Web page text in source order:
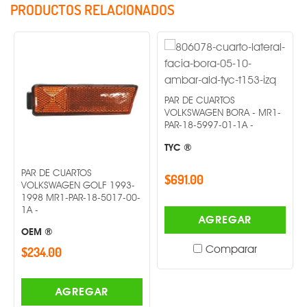
PRODUCTOS RELACIONADOS
PAR DE CUARTOS
VOLKSWAGEN GOLF 1993-
1998 MR1-PAR-18-5017-00-
OEM ®
$234.00
AGREGAR
PAR DE CUARTOS
VOLKSWAGEN BORA - MR1-
PAR-18-5997-01-1A -
TYC ®
$691.00
AGREGAR
Comparar